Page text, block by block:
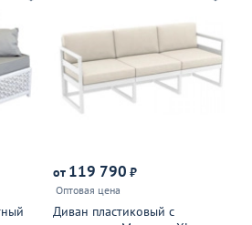
от 119 790 ₽
Оптовая цена
Диван пластиковый с